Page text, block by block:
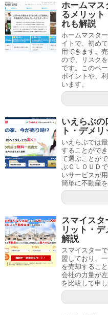
ホームマス
るメリット
れも解説
ホームマスタ
イトで、初め
用できます。
ので、リスク
です。このペ
ポイントや、
います。
いえらぶの
ト・デメ
いえらぶでは
することがで
て選ぶことが
ぶＣＬＯＵＤ
いサービスが
簡単に不動産
スマイスタ
リット・
解説
スマイスター
盟しており、
を売却するこ
会社の力量が
を比較して申